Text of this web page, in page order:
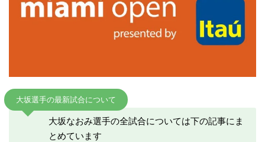
大坂選手の最新試合について
大坂なおみ選手の全試合については下の記事にま
とめています